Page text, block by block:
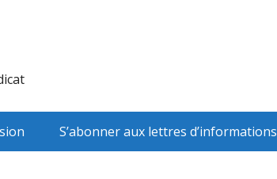
S’abonner aux lettres d’informations